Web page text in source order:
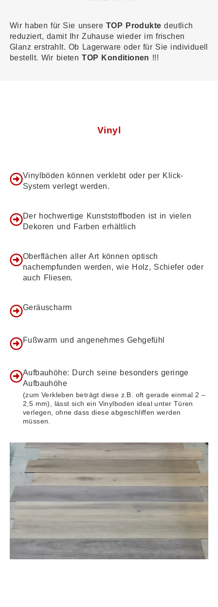
Wir haben für Sie unsere TOP Produkte deutlich
reduziert, damit Ihr Zuhause wieder im frischen
Glanz erstrahlt. Ob Lagerware oder für Sie individuell
bestellt. Wir bietenTOP Konditionen !!!
Vinyl
Vinylböden können verklebt oder per Klick-
System verlegt werden.
Der hochwertige Kunststoffboden ist in vielen
Dekoren und Farben erhältlich
Oberflächen aller Art können optisch
nachempfunden werden, wie Holz, Schiefer oder
auch Fliesen.
Geräuscharm
Fußwarm und angenehmes Gehgefühl
Aufbauhöhe: Durch seine besonders geringe
Aufbauhöhe
(zum Verkleben beträgt diese z.B. oft gerade einmal 2 –
2,5 mm), lässt sich ein Vinylboden ideal unter Türen
verlegen, ohne dass diese abgeschliffen werden
müssen.